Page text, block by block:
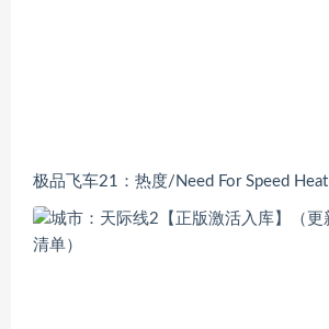
极品飞车21：热度/Need For Speed Heat